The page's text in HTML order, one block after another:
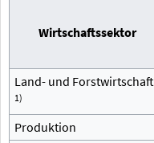
Wirtschaftssektor
Land- und Forstwirtschaft
1)
Produktion